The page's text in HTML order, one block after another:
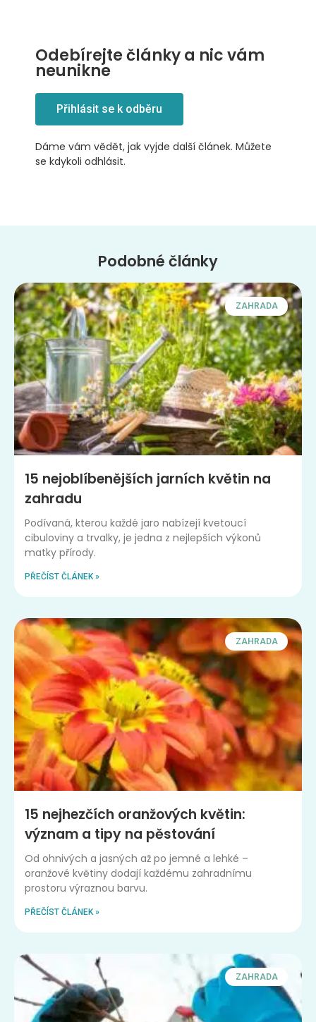
Odebírejte články a nic vám
neunikne
Přihlásit se k odběru
Dáme vám vědět, jak vyjde další článek. Můžete
se kdykoli odhlásit.
Podobné články
ZAHRADA
15 nejoblíbenějších jarních květin na
zahradu
Podívaná, kterou každé jaro nabízejí kvetoucí
cibuloviny a trvalky, je jedna z nejlepších výkonů
matky přírody.
PŘEČÍST ČLÁNEK »
ZAHRADA
15 nejhezčích oranžových květin:
význam a tipy na pěstování
Od ohnivých a jasných až po jemné a lehké –
oranžové květiny dodají každému zahradnímu
prostoru výraznou barvu.
PŘEČÍST ČLÁNEK »
ZAHRADA